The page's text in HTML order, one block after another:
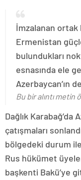
İmzalanan
Ermenistan
bulundukları
esnasında ele
Azerbaycan’ın
Bu bir alıntı metin
Dağlık
çatışmaları
bölgedeki durum
Rus hükümet
başkenti Bakü’ye